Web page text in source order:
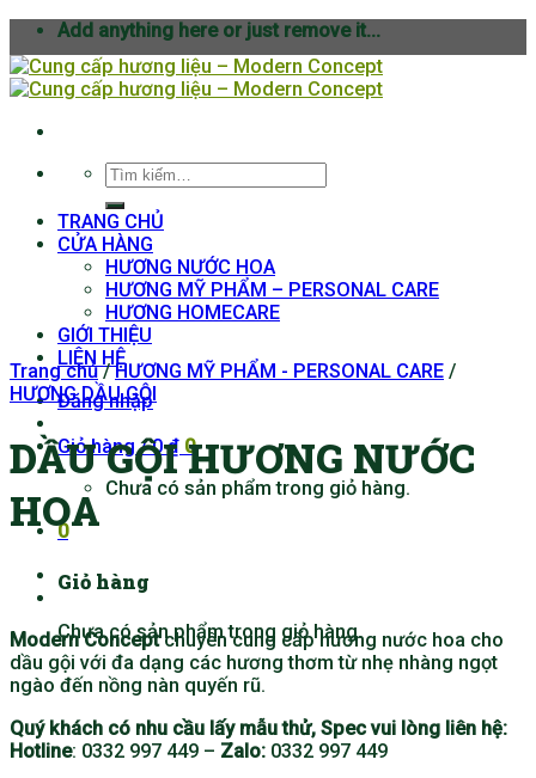
Skip
to
content
Add anything here or just remove it...
Tìm
TRANG CHỦ
CỬA HÀNG
HƯƠNG NƯỚC HOA
HƯƠNG MỸ PHẨM – PERSONAL CARE
HƯƠNG HOMECARE
GIỚI THIỆU
LIÊN HỆ
Đăng nhập
Giỏ hàng /0₫ 0
Chưa có sản phẩm trong giỏ hàng.
0
Giỏ hàng
Chưa có sản phẩm trong giỏ hàng.
Trang chủ / HƯƠNG MỸ PHẨM - PERSONAL CARE /
HƯƠNG DẦU GỘI
DẦU GỘI HƯƠNG NƯỚC
HOA
Modern Conceptchuyên cung cấp hương nước hoa cho
dầu gội với đa dạng các hương thơm từ nhẹ nhàng ngọt
ngào đến nồng nàn quyến rũ.
Quý khách có nhu cầu lấy mẫu thử, Spec vui lòng liên hệ:
Hotline: 0332 997 449 – Zalo: 0332 997 449